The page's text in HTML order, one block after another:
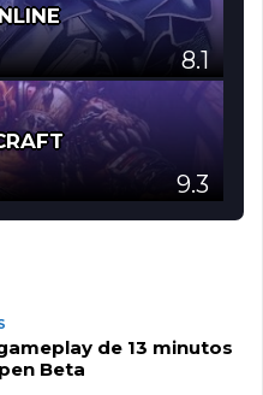
8.1
9.3
de 13 minutos
Beta